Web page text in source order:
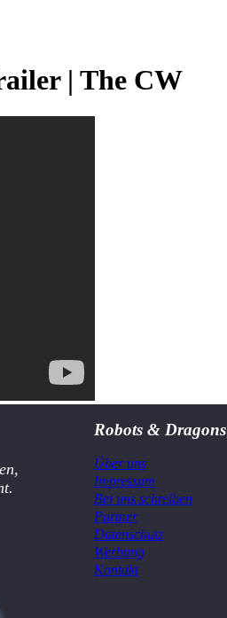
| The CW
Robots & Dragons
Über uns
Impressum
Bei uns schreiben
Partner
Datenschutz
Werbung
Kontakt